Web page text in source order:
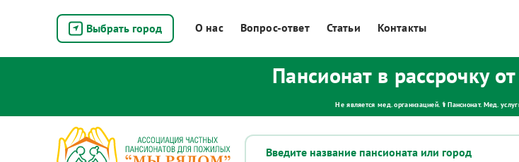
Выбрать город О нас Вопрос-ответ Статьи Контакты
Пансионат в рассрочку
Не является мед. организацией. ⚕ Пансионат. Мед.